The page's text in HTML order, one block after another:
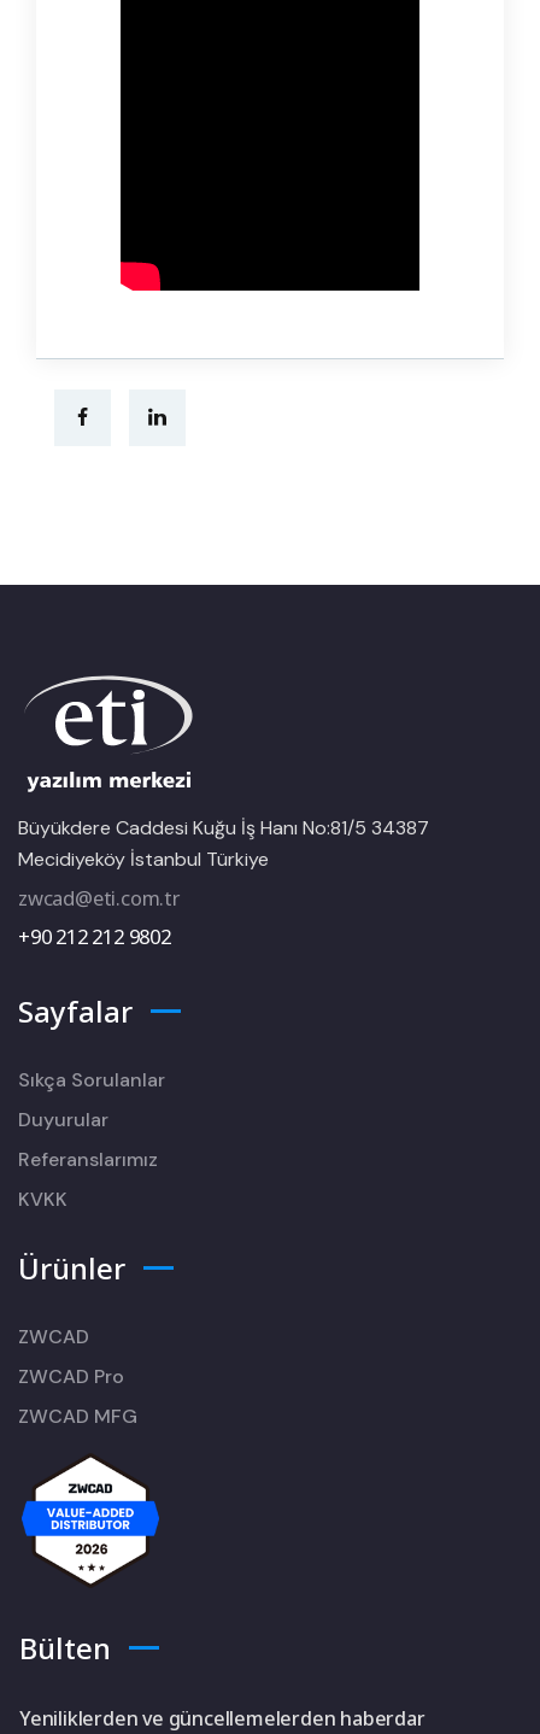
Büyükdere Caddesi Kuğu İş Hanı No:81/5 34387
Mecidiyeköy İstanbul Türkiye
zwcad@eti.com.tr
+90 212 212 9802
Sayfalar
Sıkça Sorulanlar
Duyurular
Referanslarımız
KVKK
Ürünler
ZWCAD
ZWCAD Pro
ZWCAD MFG
Bülten
Yeniliklerden ve güncellemelerden haberdar